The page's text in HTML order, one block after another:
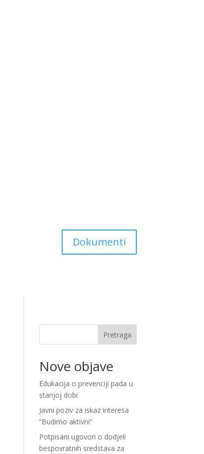
Dokumenti
Pretraga
Nove objave
Edukacija o prevenciji pada u
starijoj dobi
Javni poziv za iskaz interesa
“Budimo aktivni”
Potpisani ugovori o dodjeli
bespovratnih sredstava za